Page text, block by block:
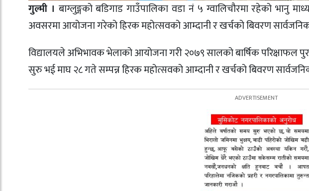
गुल्मी । बाग्लुङ्गको बडिगाड गाउँपालिका वडा नं ५ ग्वालिचौरमा रहेको भानु
अवसरमा आयोजना गरेको हिरक महोत्सवको आम्दानी र खर्चको बिवरण
विद्यालयले अभिभावक भेलाको आयोजना गरी २०७९ सालको बार्षिक परिक्षाफल
सुरु भई माघ २८ गते सम्पन्न हिरक महोत्सवको आम्दानी र खर्चको बिवरण